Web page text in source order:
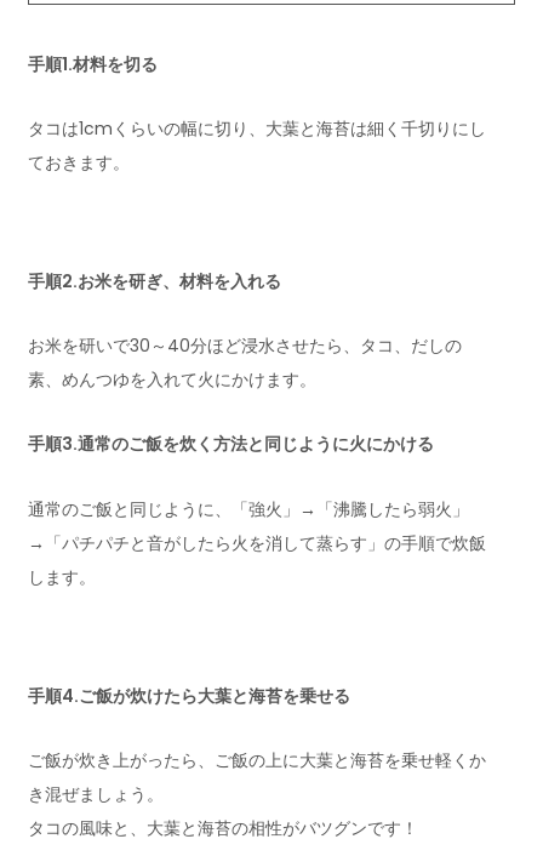
手順1.材料を切る
タコは1cmくらいの幅に切り、大葉と海苔は細く千切りにし
ておきます。
手順2.お米を研ぎ、材料を入れる
お米を研いで30～40分ほど浸水させたら、タコ、だしの
素、めんつゆを入れて火にかけます。
手順3.通常のご飯を炊く方法と同じように火にかける
通常のご飯と同じように、「強火」→「沸騰したら弱火」
→「パチパチと音がしたら火を消して蒸らす」の手順で炊飯
します。
手順4.ご飯が炊けたら大葉と海苔を乗せる
ご飯が炊き上がったら、ご飯の上に大葉と海苔を乗せ軽くか
き混ぜましょう。
タコの風味と、大葉と海苔の相性がバツグンです！